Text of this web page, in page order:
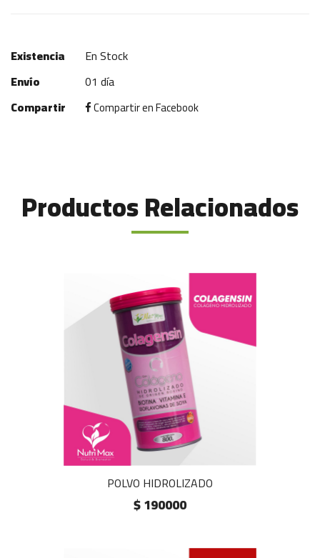
Existencia
En Stock
Envío
01 día
Compartir
Compartir en Facebook
Productos Relacionados
POLVO HIDROLIZADO
$ 190000